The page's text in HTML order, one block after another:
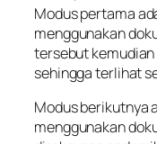
Modus pertama
menggunakan
tersebut
sehingga terlihat
Modus berikutnya
menggunakan